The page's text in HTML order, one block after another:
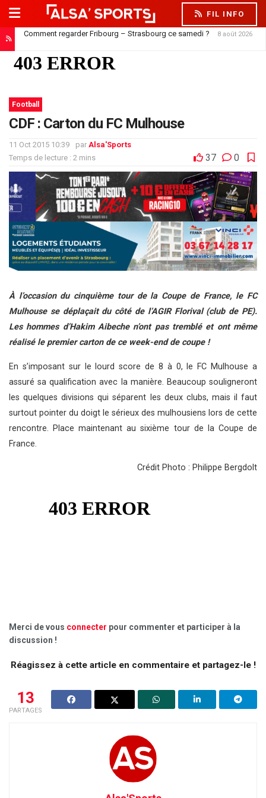
FIL INFO
Comment regarder Fribourg – Strasbourg ce samedi ? 8 août 2026
Football
CDF : Carton du FC Mulhouse
11 Oct 2015 10:39 par Alsa'Sports
Temps de lecture : 2 mins
37 0
À l’occasion du cinquième tour de la Coupe de France, le FC
Mulhouse se déplaçait du côté de l’AGIR Florival (club de PE).
Les hommes d’Hakim Aibeche n’ont pas tremblé et ont même
réalisé le premier carton de ce week-end de coupe !
En s’imposant sur le lourd score de 8 à 0, le FC Mulhouse a
assuré sa qualification avec la manière. Beaucoup souligneront
les quelques divisions qui séparent les deux clubs, mais il faut
surtout pointer du doigt le sérieux des mulhousiens lors de cette
rencontre. Place maintenant au sixième tour de la Coupe de
France.
Crédit Photo : Philippe Bergdolt
Merci de vous connecter pour commenter et participer à la
discussion !
Réagissez à cette article en commentaire et partagez-le !
13
PARTAGES